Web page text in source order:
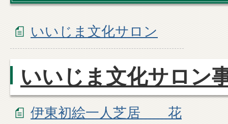
いいじま文化サロン
いいじま文化サロン
伊東初絵一人芝居 花